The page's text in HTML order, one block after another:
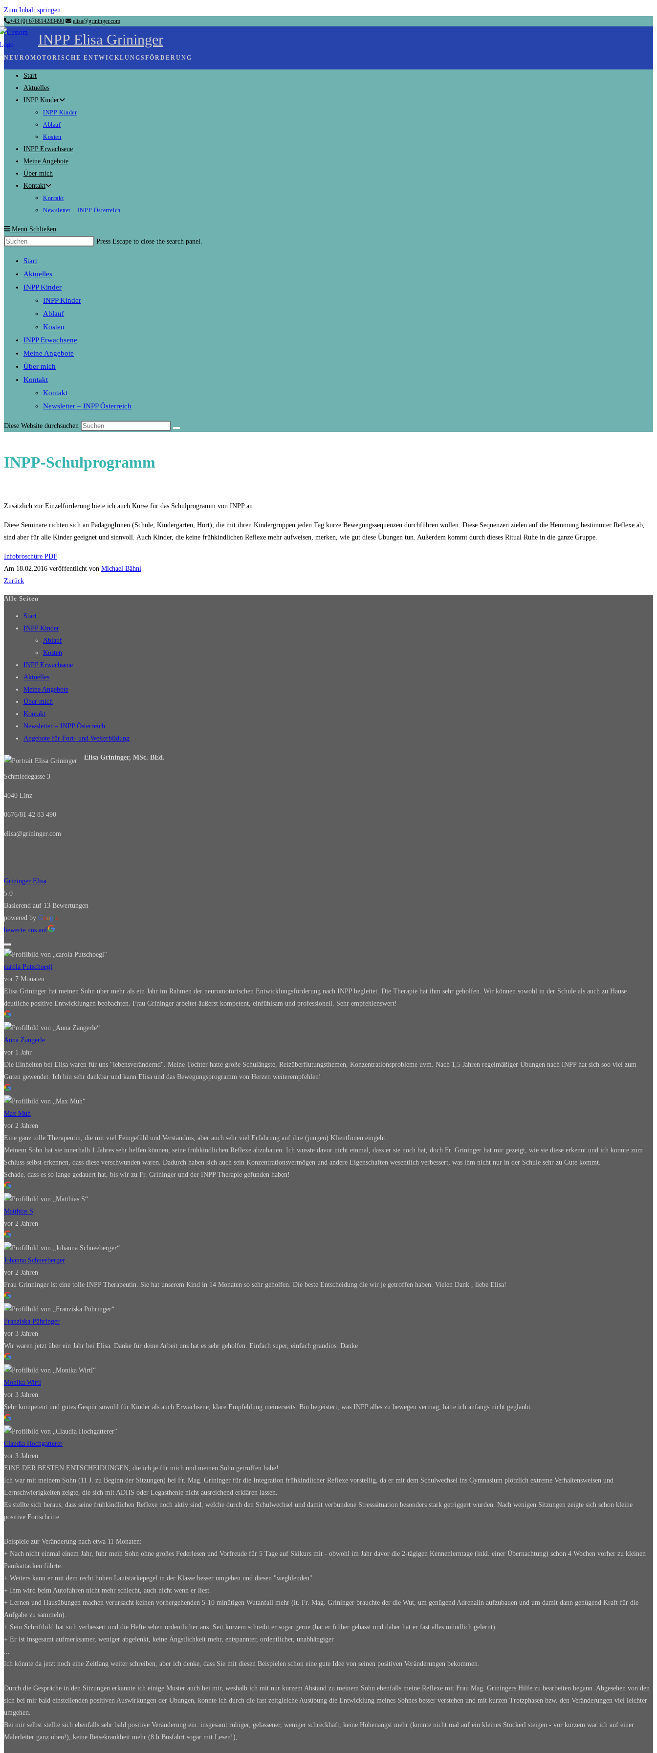
Zum Inhalt springen
+43 (0) 676814283490 elisa@grininger.com
INPP Elisa Grininger
NEUROMOTORISCHE ENTWICKLUNGSFÖRDERUNG
Start
Aktuelles
INPP Kinder
INPP Kinder
Ablauf
Kosten
INPP Erwachsene
Meine Angebote
Über mich
Kontakt
Kontakt
Newsletter – INPP Österreich
Menü Schließen
Press Escape to close the search panel.
Start
Aktuelles
INPP Kinder
INPP Kinder
Ablauf
Kosten
INPP Erwachsene
Meine Angebote
Über mich
Kontakt
Kontakt
Newsletter – INPP Österreich
Diese Website durchsuchen
INPP-Schulprogramm
Zusätzlich zur Einzelförderung biete ich auch Kurse für das Schulprogramm von INPP an.
Diese Seminare richten sich an PädagogInnen (Schule, Kindergarten, Hort), die mit ihren Kindergruppen jeden Tag kurze Bewegungssequenzen durchführen wollen. Diese Sequenzen zielen auf die Hemmung bestimmter Reflexe ab,
sind aber für alle Kinder geeignet und sinnvoll. Auch Kinder, die keine frühkindlichen Reflexe mehr aufweisen, merken, wie gut diese Übungen tun. Außerdem kommt durch dieses Ritual Ruhe in die ganze Gruppe.
Infobroschüre PDF
Am 18.02.2016 veröffentlicht von Michael Bähni
Zurück
Alle Seiten
Start
INPP Kinder
Ablauf
Kosten
INPP Erwachsene
Aktuelles
Meine Angebote
Über mich
Kontakt
Newsletter – INPP Österreich
Angebote für Fort- und Weiterbildung
Elisa Grininger, MSc. BEd.
Schmiedegasse 3
4040 Linz
0676/81 42 83 490
elisa@grininger.com
Grininger Elisa
5.0
Basierend auf 13 Bewertungen
powered by Goog e
bewerte uns auf
carola Putschoegl
vor 7 Monaten
Elisa Grininger hat meinen Sohn über mehr als ein Jahr im Rahmen der neuromotorischen Entwicklungsförderung nach INPP begleitet. Die Therapie hat ihm sehr geholfen. Wir können sowohl in der Schule als auch zu Hause
deutliche positive Entwicklungen beobachten. Frau Grininger arbeitet äußerst kompetent, einfühlsam und professionell. Sehr empfehlenswert!
Anna Zangerle
vor 1 Jahr
Die Einheiten bei Elisa waren für uns "lebensverändernd". Meine Tochter hatte große Schulängste, Reizüberflutungsthemen, Konzentrationsprobleme uvm. Nach 1,5 Jahren regelmäßiger Übungen nach INPP hat sich soo viel zum
Guten gewendet. Ich bin sehr dankbar und kann Elisa und das Bewegungsprogramm von Herzen weiterempfehlen!
Max Muh
vor 2 Jahren
Eine ganz tolle Therapeutin, die mit viel Feingefühl und Verständnis, aber auch sehr viel Erfahrung auf ihre (jungen) KlientInnen eingeht.
Meinem Sohn hat sie innerhalb 1 Jahres sehr helfen können, seine frühkindlichen Reflexe abzubauen. Ich wusste davor nicht einmal, dass er sie noch hat, doch Fr. Grininger hat mir gezeigt, wie sie diese erkennt und ich konnte zum
Schluss selbst erkennen, dass diese verschwunden waren. Dadurch haben sich auch sein Konzentrationsvermögen und andere Eigenschaften wesentlich verbessert, was ihm nicht nur in der Schule sehr zu Gute kommt.
Schade, dass es so lange gedauert hat, bis wir zu Fr. Grininger und der INPP Therapie gefunden haben!
Matthias S
vor 2 Jahren
Johanna Schneeberger
vor 2 Jahren
Frau Grinninger ist eine tolle INPP Therapeutin. Sie hat unserem Kind in 14 Monaten so sehr geholfen. Die beste Entscheidung die wir je getroffen haben. Vielen Dank , liebe Elisa!
Franziska Pühringer
vor 3 Jahren
Wir waren jetzt über ein Jahr bei Elisa. Danke für deine Arbeit uns hat es sehr geholfen. Einfach super, einfach grandios. Danke
Monika Wirtl
vor 3 Jahren
Sehr kompetent und gutes Gespür sowohl für Kinder als auch Erwachsene, klare Empfehlung meinerseits. Bin begeistert, was INPP alles zu bewegen vermag, hätte ich anfangs nicht geglaubt.
Claudia Hochgatterer
vor 3 Jahren
EINE DER BESTEN ENTSCHEIDUNGEN, die ich je für mich und meinen Sohn getroffen habe!
Ich war mit meinem Sohn (11 J. zu Beginn der Sitzungen) bei Fr. Mag. Grininger für die Integration frühkindlicher Reflexe vorstellig, da er mit dem Schulwechsel ins Gymnasium plötzlich extreme Verhaltensweisen und
Lernschwierigkeiten zeigte, die sich mit ADHS oder Legasthenie nicht ausreichend erklären lassen.
Es stellte sich heraus, dass seine frühkindlichen Reflexe noch aktiv sind, welche durch den Schulwechsel und damit verbundene Stresssituation besonders stark getriggert wurden. Nach wenigen Sitzungen zeigte sich schon kleine
positive Fortschritte.
Beispiele zur Veränderung nach etwa 11 Monaten:
+ Nach nicht einmal einem Jahr, fuhr mein Sohn ohne großes Federlesen und Vorfreude für 5 Tage auf Skikurs mit - obwohl im Jahr davor die 2-tägigen Kennenlerntage (inkl. einer Übernachtung) schon 4 Wochen vorher zu kleinen
Panikattacken führte.
+ Weiters kann er mit dem recht hohen Lautstärkepegel in der Klasse besser umgehen und diesen "wegblenden".
+ Ihm wird beim Autofahren nicht mehr schlecht, auch nicht wenn er liest.
+ Lernen und Hausübungen machen verursacht keinen vorhergehenden 5-10 minütigen Wutanfall mehr (lt. Fr. Mag. Grininger brauchte der die Wut, um genügend Adrenalin aufzubauen und um damit dann genügend Kraft für die
Aufgabe zu sammeln).
+ Sein Schriftbild hat sich verbessert und die Hefte sehen ordentlicher aus. Seit kurzem schreibt er sogar gerne (hat er früher gehasst und daher hat er fast alles mündlich gelernt).
+ Er ist insgesamt aufmerksamer, weniger abgelenkt, keine Ängstlichkeit mehr, entspannter, ordentlicher, unabhängiger
...
Ich könnte da jetzt noch eine Zeitlang weiter schreiben, aber ich denke, dass Sie mit diesen Beispielen schon eine gute Idee von seinen positiven Veränderungen bekommen.
Durch die Gespräche in den Sitzungen erkannte ich einige Muster auch bei mir, weshalb ich mit nur kurzem Abstand zu meinem Sohn ebenfalls meine Reflexe mit Frau Mag. Griningers Hilfe zu bearbeiten begann. Abgesehen von den
sich bei mir bald einstellenden positiven Auswirkungen der Übungen, konnte ich durch die fast zeitgleiche Ausübung die Entwicklung meines Sohnes besser verstehen und mit kurzen Trotzphasen bzw. den Veränderungen viel leichter
umgehen.
Bei mir selbst stellte sich ebenfalls sehr bald positive Veränderung ein: insgesamt ruhiger, gelassener, weniger schreckhaft, keine Höhenangst mehr (konnte nicht mal auf ein kleines Stockerl steigen - vor kurzem war ich auf einer
Malerleiter ganz oben!), keine Reisekrankheit mehr (8 h Busfahrt sogar mit Lesen!), ...